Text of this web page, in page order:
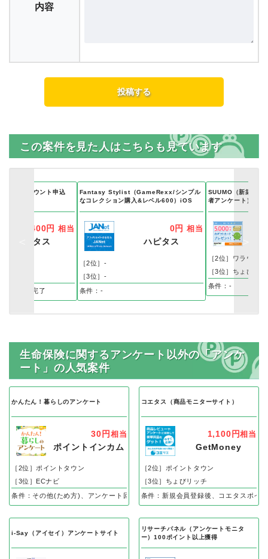
内容
この案件を見た人はこちらも見ています
行）アカウント申込
4,400円 相当
ハピタス
口座開設完了
Fantasy Stylist（GameRexx/シンプル
なコレクション購入&レベル600）iOS
0円 相当
ハピタス
［2位］-
［3位］-
条件：-
SUUMO（新築マン
者アンケート）
［2位］ワラウ
［3位］ちょびリ
条件：-
生命保険に関するアンケート以外の「アンケ
ート」の人気案件
かんたん！暮らしのアンケート
30円 相当
ポイントインカム
［2位］ポイントタウン
［3位］ECナビ
条件：その他(ため方)、アンケート回答完了で
コエタス（商品モニターサイト）
1,100円相当
GetMoney
［2位］ポイントタウン
［3位］ちょびリッチ
条件：新規会員登録後、コエタスポイ
i-Say（アイセイ）アンケートサイト
リサーチパネル（アンケートモニタ
ー）100ポイント以上獲得